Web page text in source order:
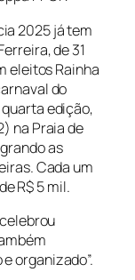
2025 já tem
de 31
eleitos Rainha
do
edição,
na Praia de
as
Cada um
R$ 5 mil.
organizado”.